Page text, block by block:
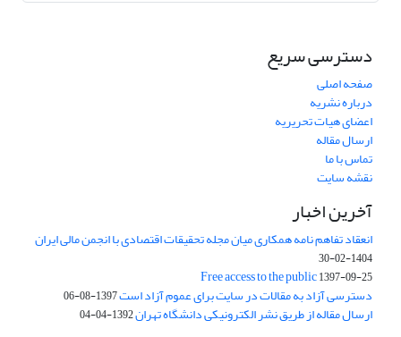
دسترسی سریع
صفحه اصلی
درباره نشریه
اعضای هیات تحریریه
ارسال مقاله
تماس با ما
نقشه سایت
آخرین اخبار
انعقاد تفاهم نامه همکاری میان مجله تحقیقات اقتصادی با انجمن مالی ایران
1404-02-30
Free access to the public1397-09-25
دسترسی آزاد به مقالات در سایت برای عموم آزاد است1397-08-06
ارسال مقاله از طریق نشر الکترونیکی دانشگاه تهران1392-04-04